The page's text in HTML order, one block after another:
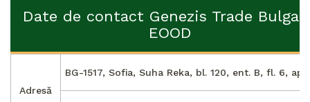
Date de contact Genezis Trade
EOOD
Adresă
BG-1517, Sofia, Suha Reka, bl. 120, ent. B, fl. 6,